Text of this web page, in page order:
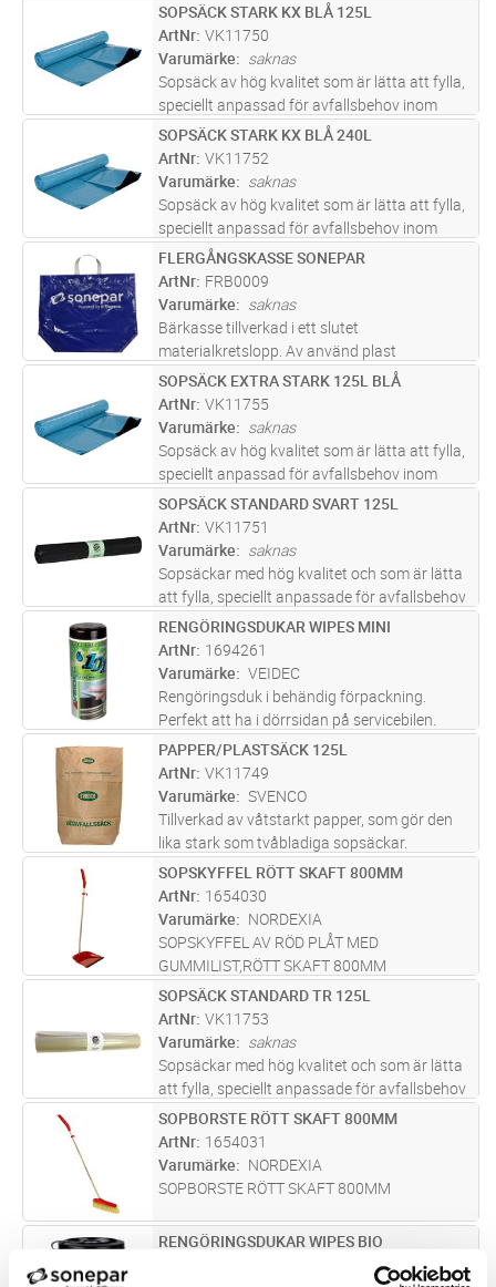
FP Lägg i kundvagn
SOPSÄCK STARK KX BLÅ 125L
ArtNr VK11750
Varumärke
saknas
Sopsäck av hög kvalitet som är lätta att fylla,
speciellt anpassad för avfallsbehov inom
industrin, byggbranschen och
parkförvaltning, men fungerar även bra för
villaägarens behov. Tillverkad helt av
FP Lägg i kundvagn
SOPSÄCK STARK KX BLÅ 240L
ArtNr VK11752
Varumärke
saknas
Sopsäck av hög kvalitet som är lätta att fylla,
speciellt anpassad för avfallsbehov inom
industrin, byggbranschen och
parkförvaltning, men fungerar även bra för
villaägarens behov. Tillverkad helt av
ST Lägg i kundvagn
FLERGÅNGSKASSE SONEPAR
ArtNr FRB0009
Varumärke
saknas
Bärkasse tillverkad i ett slutet
materialkretslopp. Av använd plast
produceras återvunnet råmaterial. Den
återvunna andelen för kassen är minst 80 %
och kassen själv kan återvinnas till 100 %.
Flergå...läs mer
FP Lägg i kundvagn
SOPSÄCK EXTRA STARK 125L BLÅ
ArtNr VK11755
Varumärke
saknas
Sopsäck av hög kvalitet som är lätta att fylla,
speciellt anpassad för avfallsbehov inom
industrin, byggbranschen och
parkförvaltning, men fungerar även bra för
villaägarens behov. Tillverkad helt av
FP Lägg i kundvagn
SOPSÄCK STANDARD SVART 125L
ArtNr VK11751
Varumärke
saknas
Sopsäckar med hög kvalitet och som är lätta
att fylla, speciellt anpassade för avfallsbehov
inom industrin, byggbranschen och
parkförvaltning men fungerar även bra för
villaägarens behov. Tillverkade
ST Lägg i kundvagn
RENGÖRINGSDUKAR WIPES MINI
ArtNr 1694261
Varumärke
VEIDEC
Rengöringsduk i behändig förpackning.
Perfekt att ha i dörrsidan på servicebilen.
ST Lägg i kundvagn
PAPPER/PLASTSÄCK 125L
ArtNr VK11749
Varumärke
SVENCO
Tillverkad av våtstarkt papper, som gör den
lika stark som tvåbladiga sopsäckar.
Dessutom har säcken en invändig säck av
plast. Används för flytande eller mycket blött
avfall.
ST Lägg i kundvagn
SOPSKYFFEL RÖTT SKAFT 800MM
ArtNr 1654030
Varumärke
NORDEXIA
SOPSKYFFEL AV RÖD PLÅT MED
GUMMILIST,RÖTT SKAFT 800MM
FP Lägg i kundvagn
SOPSÄCK STANDARD TR 125L
ArtNr VK11753
Varumärke
saknas
Sopsäckar med hög kvalitet och som är lätta
att fylla, speciellt anpassade för avfallsbehov
inom industrin, byggbranschen och
parkförvaltning men fungerar även bra för
villaägarens behov. Tillverkade
ST Lägg i kundvagn
SOPBORSTE RÖTT SKAFT 800MM
ArtNr 1654031
Varumärke
NORDEXIA
SOPBORSTE RÖTT SKAFT 800MM
ST Lägg i kundvagn
RENGÖRINGSDUKAR WIPES BIO